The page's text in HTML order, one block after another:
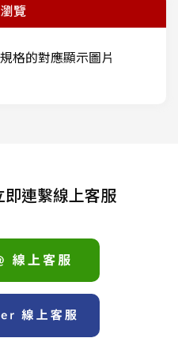
覽
格的對應顯示圖片
連繫線上客服